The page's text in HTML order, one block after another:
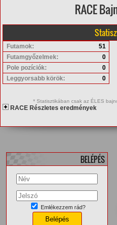
RACE
Futamok:
51
Futamgyőzelmek:
0
Pole pozíciók:
0
Leggyorsabb körök:
0
* Statisztikában csak az ÉLES
RACE Részletes eredmények
BELÉPÉS
Emlékezzem rád?